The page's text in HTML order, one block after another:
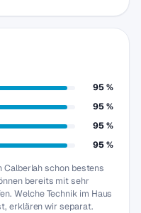
95 %
95 %
95 %
95 %
schon bestens
bereits mit sehr
Welche Technik im Haus
erklären wir separat.